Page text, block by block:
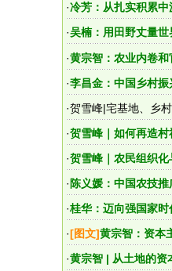
·冷芳：从扎实积累
·吴楠：用田野丈量世
·黄宗智：农业内卷
·李昌金：中国乡村振
·贺雪峰|宅基地、乡
·贺雪峰｜如何再造村
·贺雪峰｜农民组织
· 陈义媛：中国农技
·桂华：迈向强国家
·[图文]黄宗智：资本
·黄宗智 | 从土地的资